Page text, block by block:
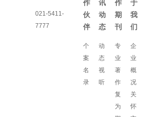
021-5411-
7777
作
伙
伴
个
案
名
录
讯
动
态
动
态
视
听
作
期
刊
专
业
著
作
复
为
于
我
们
企
业
概
况
关
怀